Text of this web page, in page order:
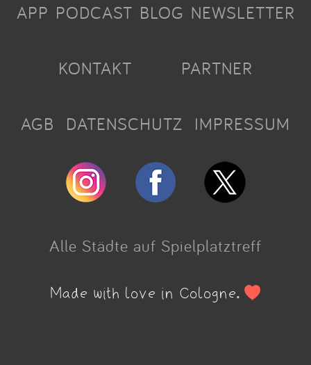
APP PODCAST BLOG NEWSLETTER
KONTAKT PARTNER
AGB DATENSCHUTZ IMPRESSUM
Alle Städte auf Spielplatztreff
Made with love in Cologne.